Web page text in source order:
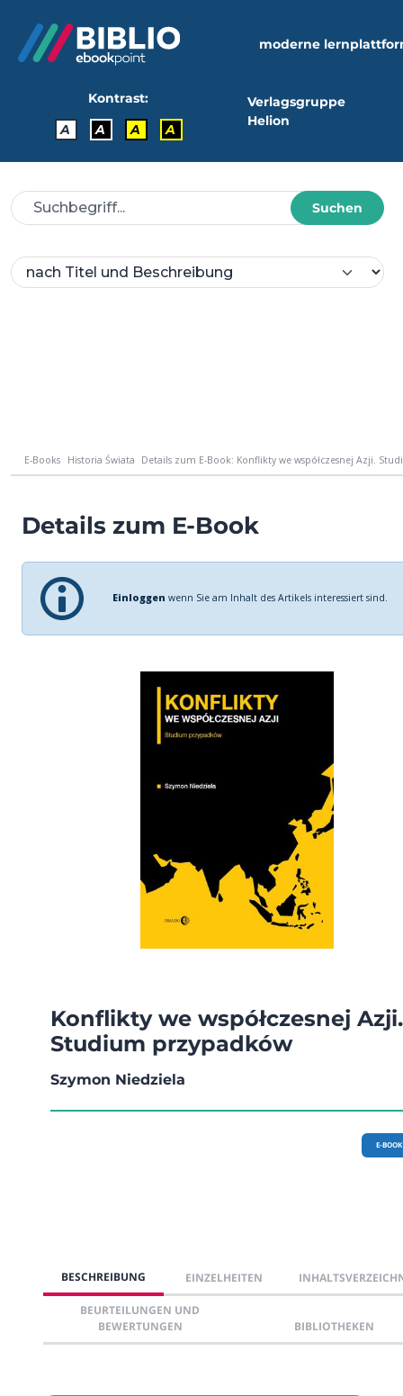
moderne
Kontrast:
A
A A A
Verlagsgruppe
Helion
Suchen
E-Books Historia Świata Details zum E-Book: Konflikty we współczesnej Azji.
Details zum E-Book
Einloggen wenn Sie am Inhalt des Artikels interessiert sind.
Konflikty we współczesnej Azji.
Studium przypadków
Szymon Niedziela
E-BOOK
BESCHREIBUNG EINZELHEITEN
BEURTEILUNGEN UND
BEWERTUNGEN
BIBLIOTHEKEN